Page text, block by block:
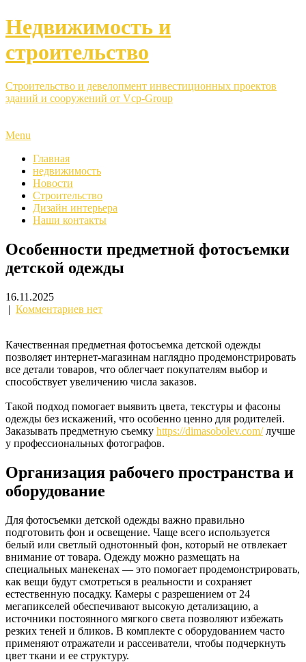
Недвижимость и
строительство
Строительство и девелопмент инвестиционных проектов
зданий и сооружений от Vcp-Group
Menu
Главная
недвижимость
Новости
Строительство
Дизайн интерьера
Наши контакты
Особенности предметной фотосъемки
детской одежды
16.11.2025
| Комментариев нет
Качественная предметная фотосъемка детской одежды
позволяет интернет-магазинам наглядно продемонстрировать
все детали товаров, что облегчает покупателям выбор и
способствует увеличению числа заказов.
Такой подход помогает выявить цвета, текстуры и фасоны
одежды без искажений, что особенно ценно для родителей.
Заказывать предметную съемку https://dimasobolev.com/лучше
у профессиональных фотографов.
Организация рабочего пространства и
оборудование
Для фотосъемки детской одежды важно правильно
подготовить фон и освещение. Чаще всего используется
белый или светлый однотонный фон, который не отвлекает
внимание от товара. Одежду можно размещать на
специальных манекенах — это помогает продемонстрировать,
как вещи будут смотреться в реальности и сохраняет
естественную посадку. Камеры с разрешением от 24
мегапикселей обеспечивают высокую детализацию, а
источники постоянного мягкого света позволяют избежать
резких теней и бликов. В комплекте с оборудованием часто
применяют отражатели и рассеиватели, чтобы подчеркнуть
цвет ткани и ее структуру.